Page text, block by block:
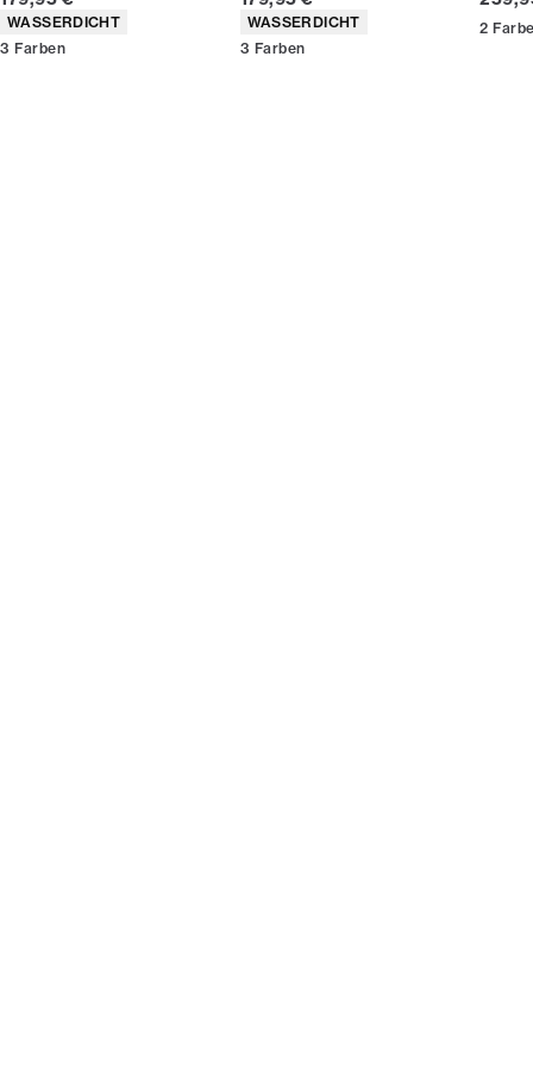
Werde Mitglied
Produkteigenschaften
WASSERDICHT
3 Farben
Produkteigenschaften
WASSERDICHT
3 Farben
2